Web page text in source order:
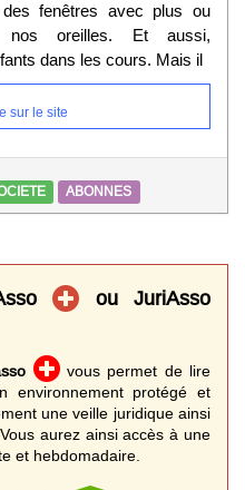
des fenêtres avec plus ou
oreilles. Et aussi,
dans les cours. Mais il
sur le site
ABONNES
ou JuriAsso
vous permet de lire
environnement protégé et
une veille juridique ainsi
aurez ainsi accès à une
et hebdomadaire.